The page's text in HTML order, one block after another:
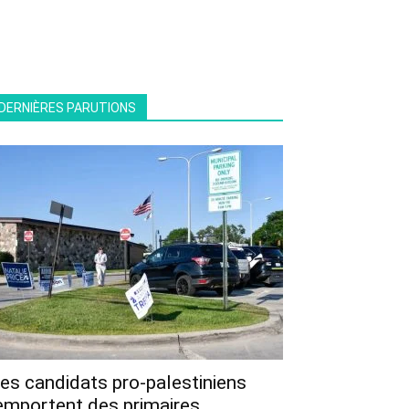
PARUTIONS
candidats pro-palestiniens